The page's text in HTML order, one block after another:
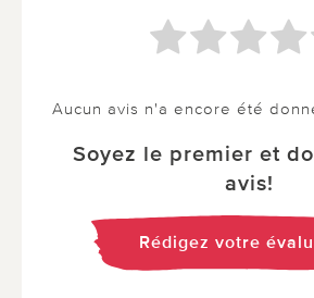
Aucun avis n'a encore été
Soyez le premier et
avis!
Rédigez votre